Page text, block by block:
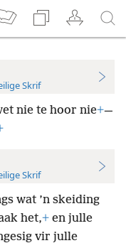
Skrif
nie te hoor nie+—
Skrif
wat ’n skeiding
het,+ en julle
vir julle